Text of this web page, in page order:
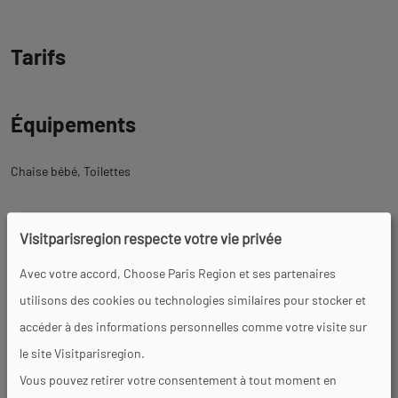
Tarifs
Équipements
Chaise bébé Toilettes
Services
Animaux acceptés
Visitparisregion respecte votre vie privée
Avec votre accord, Choose Paris Region et ses partenaires
utilisons des cookies ou technologies similaires pour stocker et
accéder à des informations personnelles comme votre visite sur
le site Visitparisregion.
Vous pouvez retirer votre consentement à tout moment en